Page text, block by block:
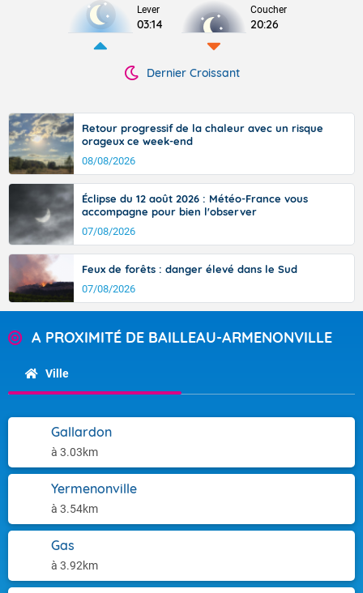
Lever
03:14
Coucher
20:26
Dernier Croissant
Retour progressif de la chaleur avec un risque
orageux ce week-end
08/08/2026
Éclipse du 12 août 2026 : Météo-France vous
accompagne pour bien l'observer
07/08/2026
Feux de forêts : danger élevé dans le Sud
07/08/2026
A PROXIMITÉ DE BAILLEAU-ARMENONVILLE
Ville
Gallardon
à 3.03km
Yermenonville
à 3.54km
Gas
à 3.92km